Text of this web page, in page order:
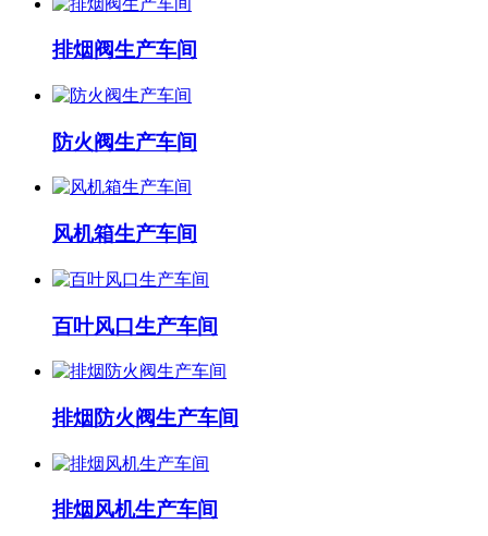
排烟阀生产车间
防火阀生产车间
风机箱生产车间
百叶风口生产车间
排烟防火阀生产车间
排烟风机生产车间